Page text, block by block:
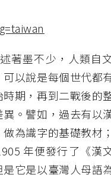
著墨不少，人類自
以說是每個世代都
期，再到二戰後的
。譬如，過去有以
為識字的基礎教材
年便發行了《漢
它是以臺灣人母語